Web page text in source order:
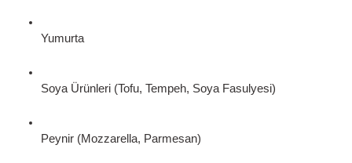
Yumurta
Soya Ürünleri (Tofu, Tempeh, Soya Fasulyesi)
Peynir (Mozzarella, Parmesan)